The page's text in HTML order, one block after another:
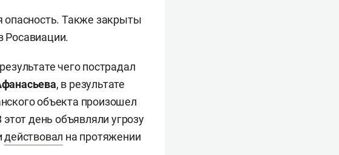
опасность. Также закрыты
Росавиации.
чего пострадал
, в результате
объекта произошел
день объявляли угрозу
действовал на протяжении